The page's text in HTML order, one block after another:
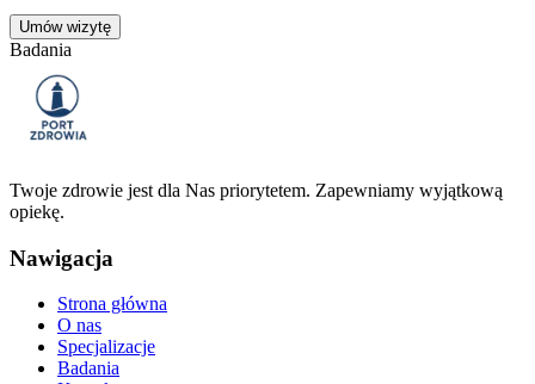
Umów wizytę
Badania
Twoje zdrowie jest dla Nas priorytetem. Zapewniamy wyjątkową
opiekę.
Nawigacja
Strona główna
O nas
Specjalizacje
Badania